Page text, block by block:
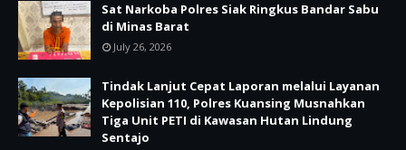
Sat Narkoba Polres Siak Ringkus Bandar Sabu
di Minas Barat
July 26, 2026
Tindak Lanjut Cepat Laporan melalui Layanan
Kepolisian 110, Polres Kuansing Musnahkan
Tiga Unit PETI di Kawasan Hutan Lindung
Sentajo